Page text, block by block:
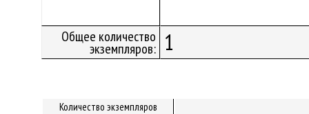
Общее количество
экземпляров: 1
Количество экземпляров